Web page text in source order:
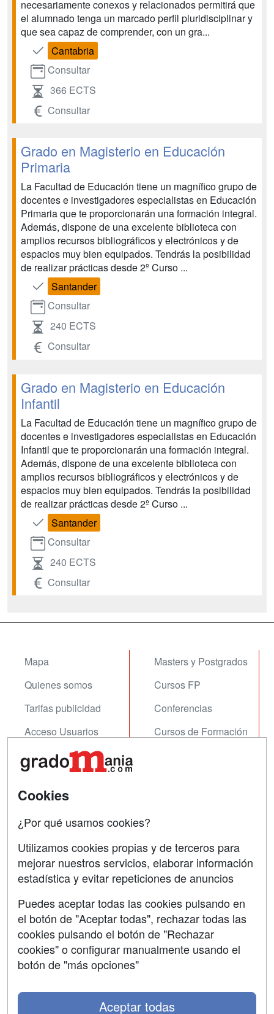
necesariamente conexos y relacionados permitirá que
el alumnado tenga un marcado perfil pluridisciplinar y
que sea capaz de comprender, con un gra...
Cantabria
Consultar
366 ECTS
Consultar
Grado en Magisterio en Educación
Primaria
La Facultad de Educación tiene un magnífico grupo de
docentes e investigadores especialistas en Educación
Primaria que te proporcionarán una formación integral.
Además, dispone de una excelente biblioteca con
amplios recursos bibliográficos y electrónicos y de
espacios muy bien equipados. Tendrás la posibilidad
de realizar prácticas desde 2º Curso ...
Santander
Consultar
240 ECTS
Consultar
Grado en Magisterio en Educación
Infantil
La Facultad de Educación tiene un magnífico grupo de
docentes e investigadores especialistas en Educación
Infantil que te proporcionarán una formación integral.
Además, dispone de una excelente biblioteca con
amplios recursos bibliográficos y electrónicos y de
espacios muy bien equipados. Tendrás la posibilidad
de realizar prácticas desde 2º Curso ...
Santander
Consultar
240 ECTS
Consultar
Mapa
Quienes somos
Tarifas publicidad
Acceso Usuarios
Acceso Centros
Masters y Postgrados
Cursos FP
Conferencias
Cursos de Formación
Contactar
Copyleft
Grupo formazion:
Cookies
¿Por qué usamos cookies?
Utilizamos cookies propias y de terceros para
mejorar nuestros servicios, elaborar información
estadística y evitar repeticiones de anuncios
Puedes aceptar todas las cookies pulsando en
el botón de "Aceptar todas", rechazar todas las
cookies pulsando el botón de "Rechazar
cookies" o configurar manualmente usando el
botón de "más opciones"
Aceptar todas